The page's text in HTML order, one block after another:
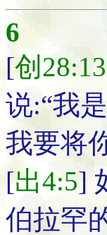
6
[创28:13
说:“我
我要将
[出4:5]
伯拉罕